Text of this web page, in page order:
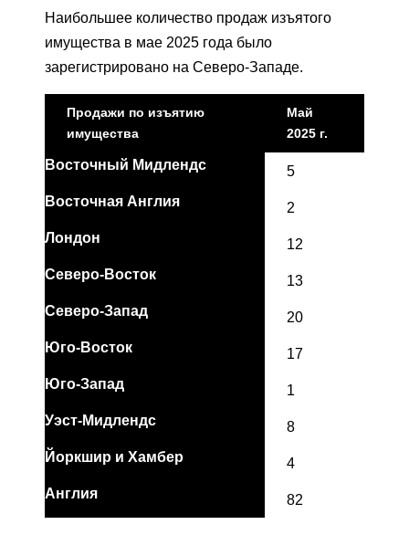
Наибольшее количество продаж изъятого
имущества в мае 2025 года было
зарегистрировано на Северо-Западе.
Продажи по изъятию
имущества
Май
2025 г.
Восточный Мидлендс
5
Восточная Англия
2
Лондон
12
Северо-Восток
13
Северо-Запад
20
Юго-Восток
17
Юго-Запад
1
Уэст-Мидлендс
8
Йоркшир и Хамбер
4
Англия
82